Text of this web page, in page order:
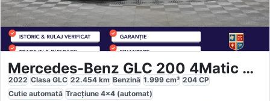
Mercedes-Benz GLC 200 4Matic AMG Line
2022 Clasa GLC 22.454 km Benzină 1.999 cm³ 204 CP
Cutie automată Tracțiune 4x4 (automat)